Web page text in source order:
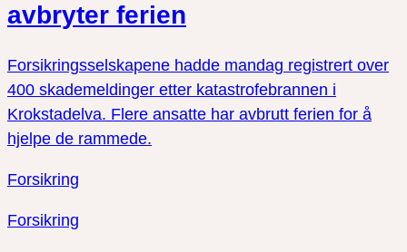
avbryter ferien
Forsikringsselskapene hadde mandag registrert over
400 skademeldinger etter katastrofebrannen i
Krokstadelva. Flere ansatte har avbrutt ferien for å
hjelpe de rammede.
Forsikring
Forsikring